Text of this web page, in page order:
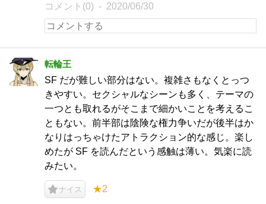
コメント(0) 2020/06/30
転輪王
SF だが難しい部分はない。複雑さもなくとっつ
きやすい。セクシャルなシーンも多く、テーマの
一つとも取れるがそこまで細かいことを考えるこ
ともない。前半部は陰険な権力争いだが後半はか
なりはっちゃけたアトラクション的な感じ。楽し
めたが SF を読んだという感触は薄い。気楽に読
みたい。
ナイス ★2